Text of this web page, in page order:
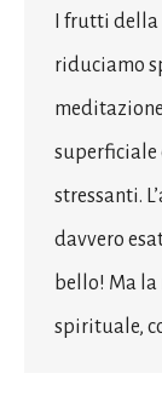
I frutti
riduciamo
superficiale
stressanti.
davvero
bello! Ma
spirituale,